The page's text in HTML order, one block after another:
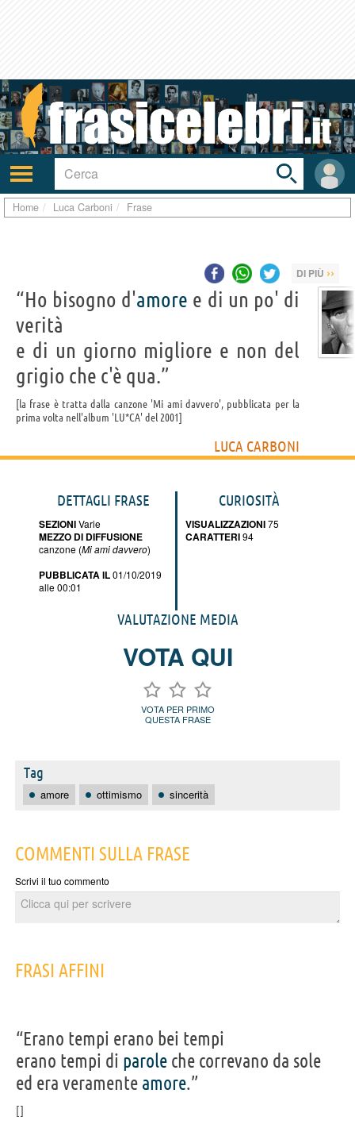
Attiva/disattiva
navigazione
User
area
Toggle
search
bar
Home Luca Carboni Frase
DI PIÙ ››
“Ho bisogno d'amore e di un po' di
verità
e di un giorno migliore e non del
grigio che c'è qua.”
la frase è tratta dalla canzone 'Mi ami davvero', pubblicata per la
prima volta nell'album 'LU*CA' del 2001
LUCA CARBONI
DETTAGLI FRASE
SEZIONIVarie
MEZZO DI DIFFUSIONE
canzone (Mi ami davvero)
PUBBLICATA IL01/10/2019
alle 00:01
CURIOSITÀ
VISUALIZZAZIONI75
CARATTERI94
VALUTAZIONE MEDIA
VOTA QUI
VOTA PER PRIMO
QUESTA FRASE
Tag
amore ottimismo sincerità
COMMENTI SULLA FRASE
Scrivi il tuo commento
FRASI AFFINI
“Erano tempi erano bei tempi
erano tempi di parole che correvano da sole
ed era veramente amore.”